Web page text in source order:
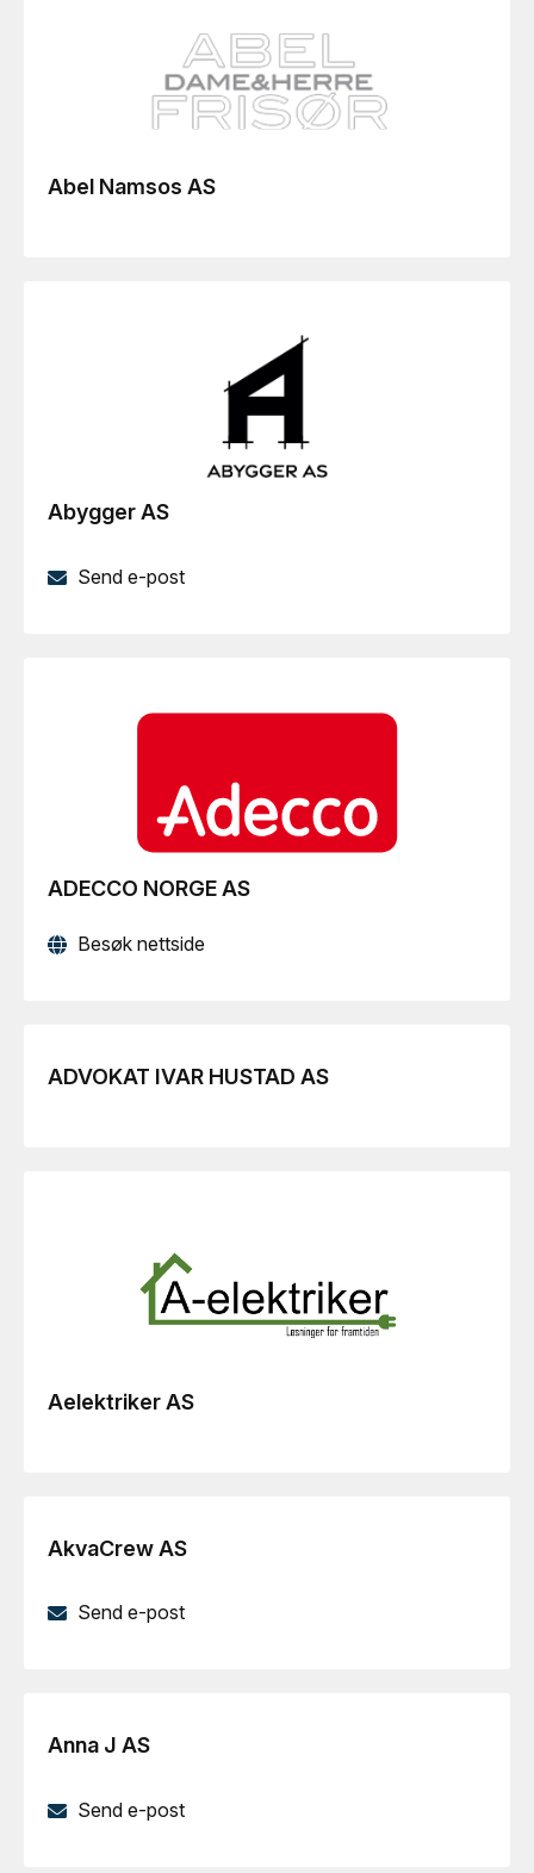
Abel Namsos AS
Abygger AS
Send e-post
ADECCO NORGE AS
Besøk nettside
ADVOKAT IVAR HUSTAD AS
Aelektriker AS
AkvaCrew AS
Send e-post
Anna J AS
Send e-post